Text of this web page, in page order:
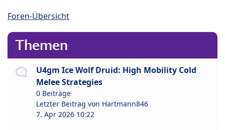
Foren-Übersicht
Themen
U4gm Ice Wolf Druid: High Mobility Cold
Melee Strategies
0 Beiträge
Letzter Beitrag von Hartmann846
7. Apr 2026 10:22